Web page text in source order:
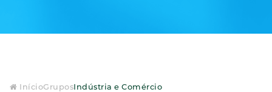
InícioGruposIndústria e Comércio